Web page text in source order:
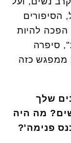
הסיפורים
להיות
סיפרה
ממפגש כזה
שלך
מה היה
פנימה'?